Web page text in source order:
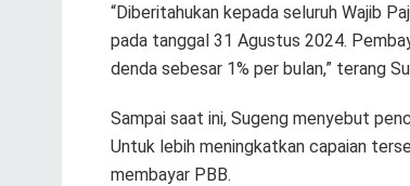
“Diberitahukan kepada seluruh Wajib
pada tanggal 31 Agustus 2024.
denda sebesar 1% per bulan,” terang
Sampai saat ini, Sugeng menyebut
Untuk lebih meningkatkan capaian
membayar PBB.